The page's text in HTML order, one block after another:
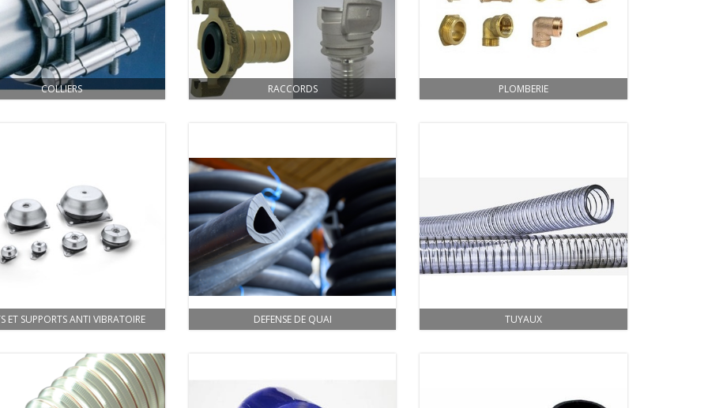
COLLIERS RACCORDS PLOMBERIE
ET SUPPORTS ANTI VIBRATOIRE DEFENSE DE QUAI TUYAUX